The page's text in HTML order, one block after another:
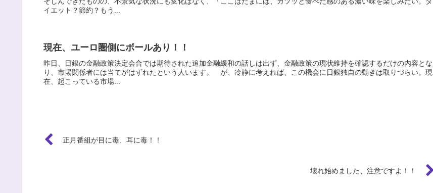
イエット？節約？もう...
現在、ユーロ圏側にボールあり！！
昨日、日銀の金融政策決定会合では期待された追加金融緩和の話しは出ず、金融政策の現状維持を確認するだけの内容とな
り、市場関係者には当てがはずれたという人います。 が、冷静に考えれば、この機会に日銀独自の動きは取りづらい。現
在、起こっている市場...
正月番組が目に毒、耳に毒！！
壊れ始めました、注意ですよ！！